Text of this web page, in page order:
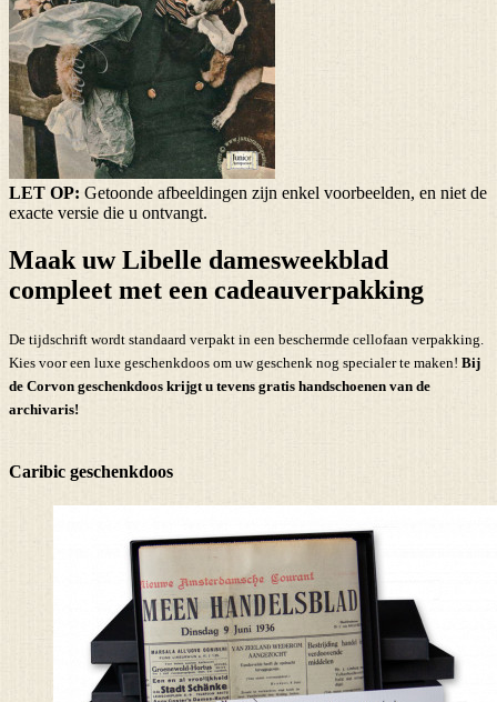
LET OP: Getoonde afbeeldingen zijn enkel voorbeelden, en niet de
exacte versie die u ontvangt.
Maak uw Libelle damesweekblad
compleet met een cadeauverpakking
De tijdschrift wordt standaard verpakt in een beschermde cellofaan verpakking.
Kies voor een luxe geschenkdoos om uw geschenk nog specialer te maken! Bij
de Corvon geschenkdoos krijgt u tevens gratis handschoenen van de
archivaris!
Caribic geschenkdoos